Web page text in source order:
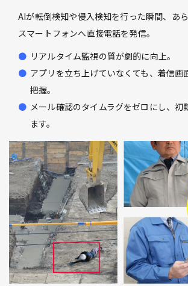
AIが転倒検知や侵入検知を行った瞬間、あ
スマートフォンへ直接電話を発信。
リアルタイム監視の質が劇的に向上。
アプリを立ち上げていなくても、着信画
把握。
メール確認のタイムラグをゼロにし、初
ます。